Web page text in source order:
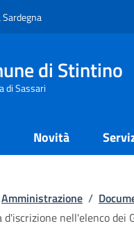
di Stintino
di Sassari
Novità
Amministrazione /
d'iscrizione nell'elenco dei